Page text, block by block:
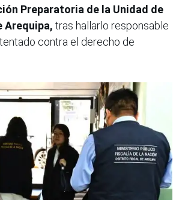
Preparatoria de la Unidad de
Arequipa, tras hallarlo responsable
contra el derecho de